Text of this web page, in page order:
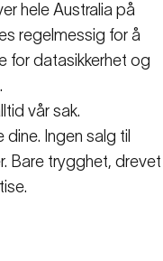
hele Australia på
regelmessig for å
for datasikkerhet og
vår sak.
Ingen salg til
Bare trygghet, drevet